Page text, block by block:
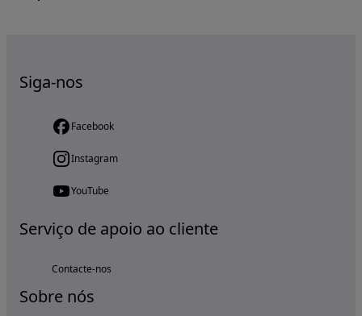
Siga-nos
Facebook
Instagram
YouTube
Serviço de apoio ao cliente
Contacte-nos
Sobre nós